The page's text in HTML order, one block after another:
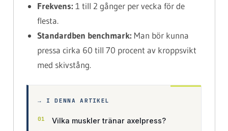
Frekvens: 1 till 2 gånger per vecka för de
flesta.
Standardben benchmark: Man bör kunna
pressa cirka 60 till 70 procent av kroppsvikt
med skivstång.
→ I DENNA ARTIKEL
Vilka muskler tränar axelpress?